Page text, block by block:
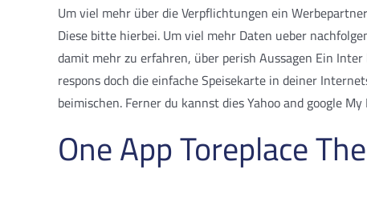
Um viel mehr über die Verpflichtungen ein
Diese bitte hierbei. Um viel mehr Daten ueber
damit mehr zu erfahren, über perish Aussagen Ein
respons doch die einfache Speisekarte in deiner
beimischen. Ferner du kannst dies Yahoo and google
One App Toreplace